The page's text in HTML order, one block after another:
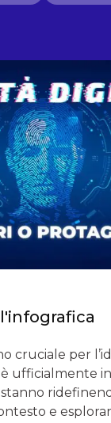
cruciale per
ufficialmente
e